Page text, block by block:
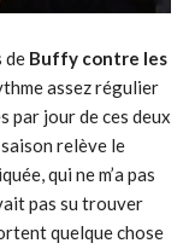
de Buffy contre les
assez régulier
par jour de ces deux
relève le
qui ne m’a pas
pas su trouver
quelque chose